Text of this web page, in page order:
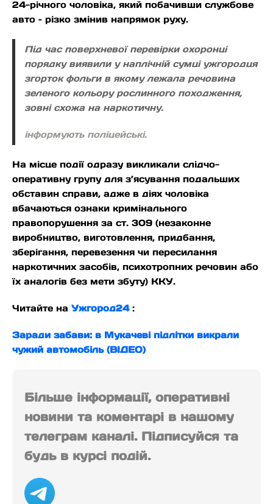
24-річного чоловіка, який побачивши службове
авто – різко змінив напрямок руху.
Під час поверхневої перевірки охоронці
порядку виявили у наплічній сумці ужгородця
згорток фольги в якому лежала речовина
зеленого кольору рослинного походження,
зовні схожа на наркотичну.
інформують поліцейські.
На місце події одразу викликали слідчо-
оперативну групу для з’ясування подальших
обставин справи, адже в діях чоловіка
вбачаються ознаки кримінального
правопорушення за ст. 309 (незаконне
виробництво, виготовлення, придбання,
зберігання, перевезення чи пересилання
наркотичних засобів, психотропних речовин або
їх аналогів без мети збуту) ККУ.
Читайте на Ужгород24 :
Заради забави: в Мукачеві підлітки викрали
чужий автомобіль (ВІДЕО)
Більше інформації, оперативні
новини та коментарі в нашому
телеграм каналі. Підписуйся та
будь в курсі подій.